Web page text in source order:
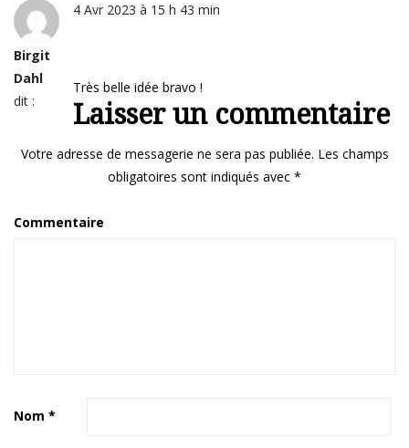
Birgit
Dahl
dit :
4 Avr 2023 à 15 h 43 min
Très belle idée bravo !
Laisser un commentaire
Votre adresse de messagerie ne sera pas publiée. Les champs
obligatoires sont indiqués avec *
Commentaire
Nom *